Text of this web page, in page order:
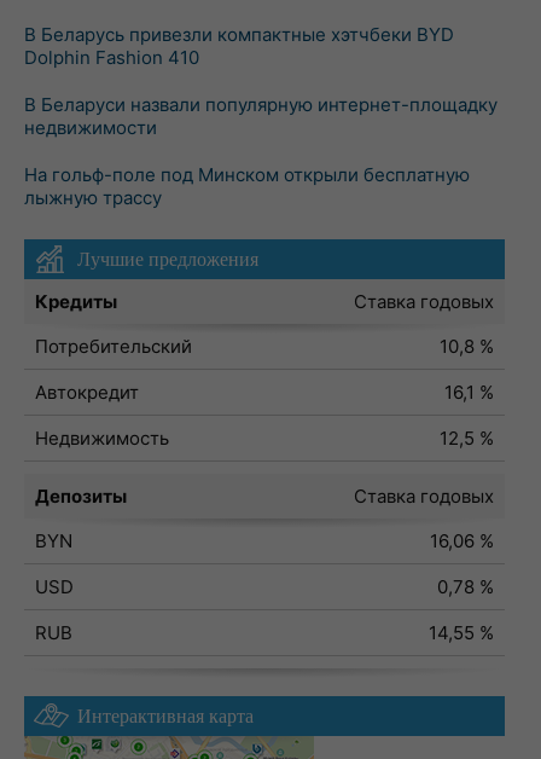
В Беларусь привезли компактные хэтчбеки BYD
Dolphin Fashion 410
В Беларуси назвали популярную интернет-площадку
недвижимости
На гольф-поле под Минском открыли бесплатную
лыжную трассу
Лучшие предложения
Кредиты
Ставка годовых
Потребительский
10,8 %
Автокредит
16,1 %
Недвижимость
12,5 %
Депозиты
Ставка годовых
BYN
16,06 %
USD
0,78 %
RUB
14,55 %
Интерактивная карта